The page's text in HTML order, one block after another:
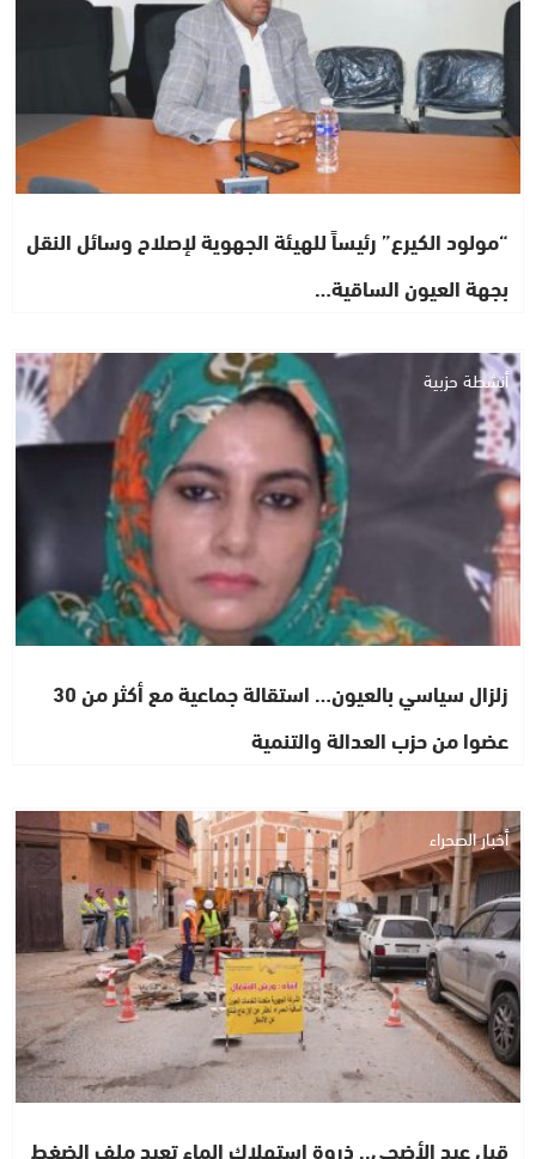
“مولود الكيرع” رئيساً للهيئة الجهوية لإصلاح وسائل النقل
بجهة العيون الساقية…
أنشطة حزبية
زلزال سياسي بالعيون… استقالة جماعية مع أكثر من 30
عضوا من حزب العدالة والتنمية
أخبار الصحراء
قبل عيد الأضحى.. ذروة استهلاك الماء تعيد ملف الضغط